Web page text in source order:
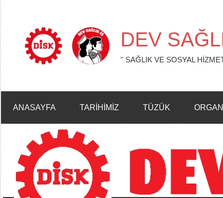
DEV
'' SAĞLIK VE SOSYAL
ANASAYFA TARİHİMİZ TÜZÜK